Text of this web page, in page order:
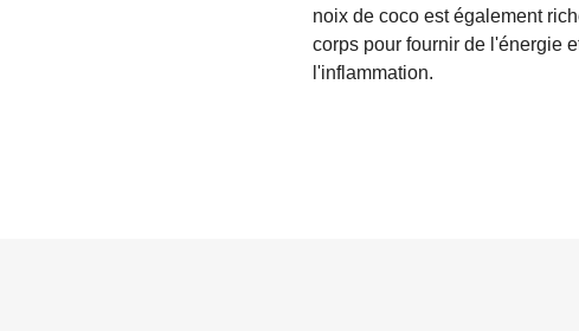
noix de coco est également
corps pour fournir de l'énergie
l'inflammation.